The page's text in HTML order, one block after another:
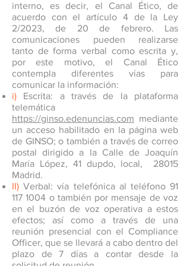
interno, es decir, el Canal Ético, de
acuerdo con el artículo 4 de la Ley
2/2023, de 20 de febrero. Las
comunicaciones pueden realizarse
tanto de forma verbal como escrita y,
por este motivo, el Canal Ético
contempla diferentes vías para
comunicar la información:
i) Escrita: a través de la plataforma
telemática
https://ginso.edenuncias.com mediante
un acceso habilitado en la página web
de GINSO; o también a través de correo
postal dirigido a la Calle de Joaquín
María López, 41 dupdo, local, 28015
Madrid.
II) Verbal: vía telefónica al teléfono 91
117 1004 o también por mensaje de voz
en el buzón de voz operativa a estos
efectos; así como a través de una
reunión presencial con el Compliance
Officer, que se llevará a cabo dentro del
plazo de 7 días a contar desde la